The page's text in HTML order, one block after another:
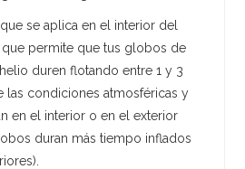
se aplica en el interior del
permite que tus globos de
duren flotando entre 1 y 3
las condiciones atmosféricas y
en el interior o en el exterior
duran más tiempo inflados